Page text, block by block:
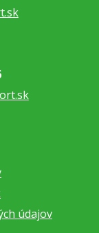
údajov